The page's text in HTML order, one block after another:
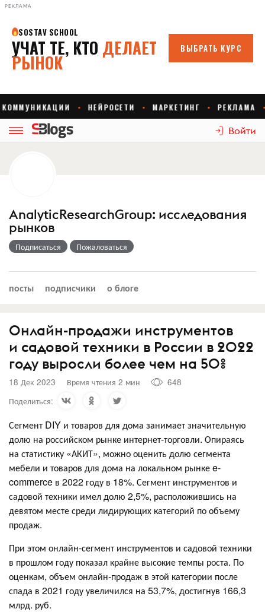
РЕКЛАМА
Войти
AnalyticResearchGroup: исследования
рынков
Подписаться Пожаловаться
посты подписчики о блоге
Онлайн-продажи инструментов
и садовой техники в России в 2022
году выросли более чем на 50%
18 Дек 2023 Время чтения 2 мин
648
Поделиться:
Сегмент DIY и товаров для дома занимает значительную
долю на российском рынке интернет-торговли. Опираясь
на статистику «АКИТ», можно оценить долю сегмента
мебели и товаров для дома на локальном рынке e-
commerce в 2022 году в 18%. Сегмент инструментов и
садовой техники имел долю 2,5%, расположившись на
девятом месте среди лидирующих категорий по объему
продаж.
При этом онлайн-сегмент инструментов и садовой техники
в прошлом году показал крайне высокие темпы роста. По
оценкам, объем онлайн-продаж в этой категории после
спада в 2021 году увеличился на 53,7%, достигнув 166,3
млрд. руб.